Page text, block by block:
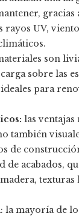
gracias
rayos UV,
son
sobre las
para
las
también
de
de acabados,
texturas
: la mayoría de